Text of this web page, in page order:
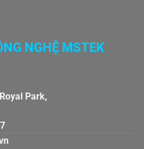
NGHỆ MSTEK
Royal Park,